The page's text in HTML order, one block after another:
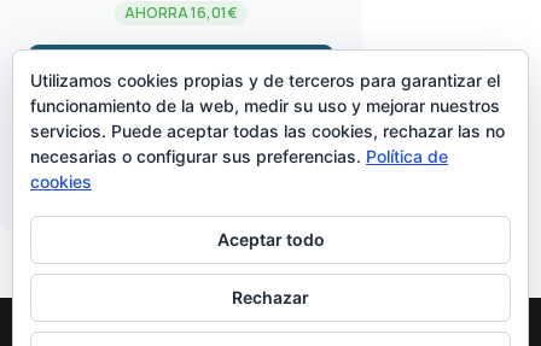
AHORRA 16,01€
¡LO QUIERO!arrow_forward
CREADO POR
Utilizamos cookies propias y de terceros para garantizar el
funcionamiento de la web, medir su uso y mejorar nuestros
servicios. Puede aceptar todas las cookies, rechazar las no
necesarias o configurar sus preferencias. Política de
cookies
Aceptar todo
Rechazar